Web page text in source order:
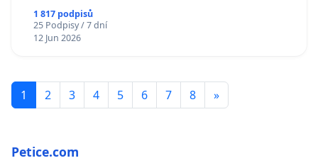
1 817 podpisů
25 Podpisy / 7 dní
12 Jun 2026
1 2 3 4 5 6 7 8 »
Petice.com